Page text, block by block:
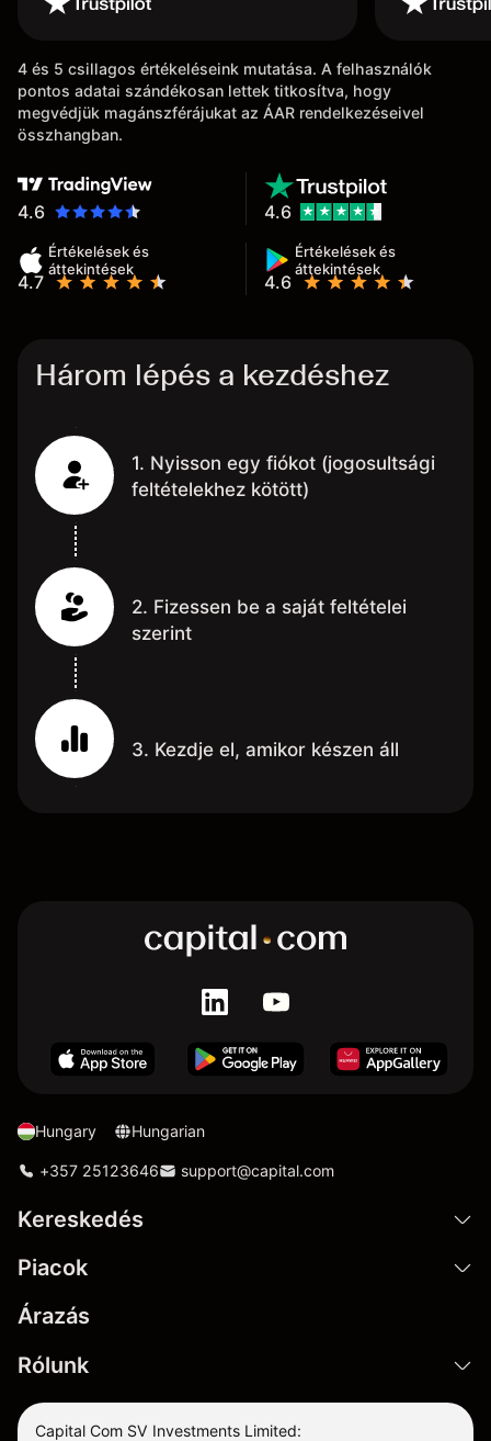
4 és 5 csillagos értékeléseink mutatása. A felhasználók
pontos adatai szándékosan lettek titkosítva, hogy
megvédjük magánszférájukat az ÁAR rendelkezéseivel
összhangban.
4.6
Értékelések és
áttekintések
4.7
Értékelések és
áttekintések
4.6
4.6
Három lépés a kezdéshez
1. Nyisson egy fiókot (jogosultsági
feltételekhez kötött)
2. Fizessen be a saját feltételei
szerint
3. Kezdje el, amikor készen áll
Hungary Hungarian
+357 25123646 support@capital.com
Kereskedés
Piacok
Árazás
Rólunk
Capital Com SV Investments Limited: